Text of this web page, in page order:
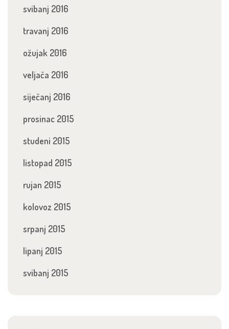
svibanj 2016
travanj 2016
ožujak 2016
veljača 2016
siječanj 2016
prosinac 2015
studeni 2015
listopad 2015
rujan 2015
kolovoz 2015
srpanj 2015
lipanj 2015
svibanj 2015